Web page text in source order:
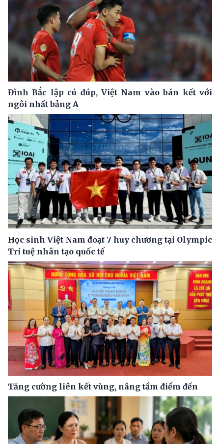
Đình Bắc lập cú đúp, Việt Nam vào bán kết với
ngôi nhất bảng A
Học sinh Việt Nam đoạt 7 huy chương tại Olympic
Trí tuệ nhân tạo quốc tế
Tăng cường liên kết vùng, nâng tầm điểm đến